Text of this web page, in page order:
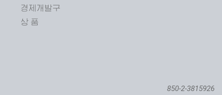
제24차 평양봄철국제상품전람회 개막
경제개발구
상 품
850-2-3815926